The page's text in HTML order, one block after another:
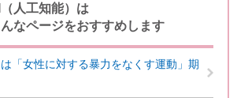
人工知能）は
んなページをおすすめします
「女性に対する暴力をなくす運動」期